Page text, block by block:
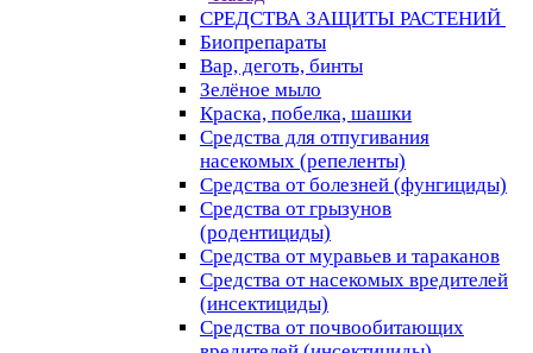
СРЕДСТВА ЗАЩИТЫ РАСТЕНИЙ
Биопрепараты
Вар, деготь, бинты
Зелёное мыло
Краска, побелка, шашки
Средства для отпугивания
насекомых (репеленты)
Средства от болезней (фунгициды)
Средства от грызунов
(родентициды)
Средства от муравьев и тараканов
Средства от насекомых вредителей
(инсектициды)
Средства от почвообитающих